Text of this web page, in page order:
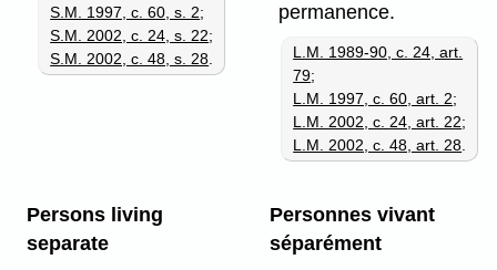
S.M. 1997, c. 60, s. 2;
S.M. 2002, c. 24, s. 22;
S.M. 2002, c. 48, s. 28
permanence.
L.M. 1989-90, c. 24, art.
79;
L.M. 1997, c. 60, art. 2;
L.M. 2002, c. 24, art. 22;
L.M. 2002, c. 48, art. 28
Persons living
separate
Personnes vivant
séparément